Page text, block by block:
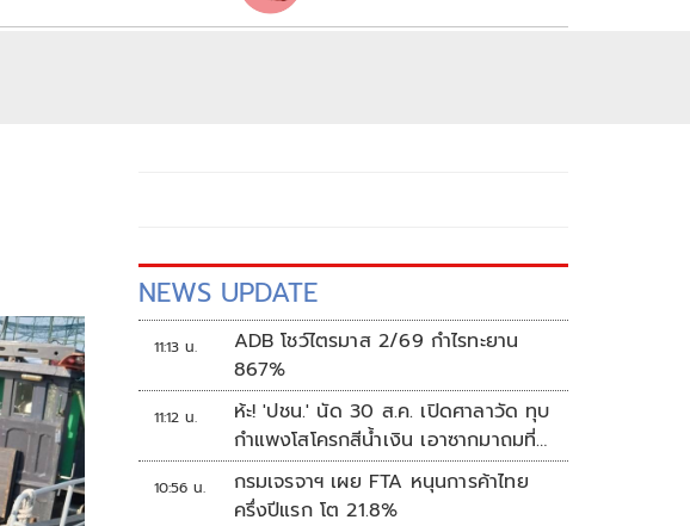
NEWS UPDATE
11:13 น.
ADB โชว์ไตรมาส 2/69 กำไรทะยาน
867%
11:12 น.
ห้ะ! 'ปชน.' นัด 30 ส.ค. เปิดศาลาวัด ทุบ
กำแพงโสโครกสีน้ำเงิน เอาซากมาถมที่
ทำฮวงซุ้ยเขากระโดง
10:56 น.
กรมเจรจาฯ เผย FTA หนุนการค้าไทย
ครึ่งปีแรก โต 21.8%